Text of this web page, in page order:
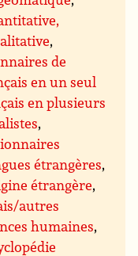
,
de
en un seul
en plusieurs
,
étrangères,
étrangère,
autres
humaines,